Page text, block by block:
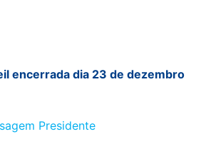
encerrada dia 23 de dezembro